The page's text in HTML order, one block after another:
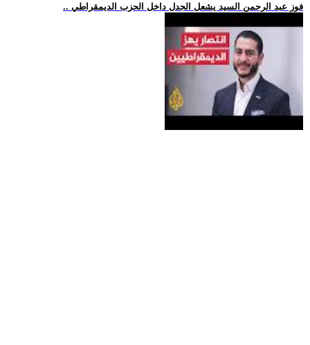
.. فوز عبد الرحمن السيد يشعل الجدل داخل الحزب الديمقراطي